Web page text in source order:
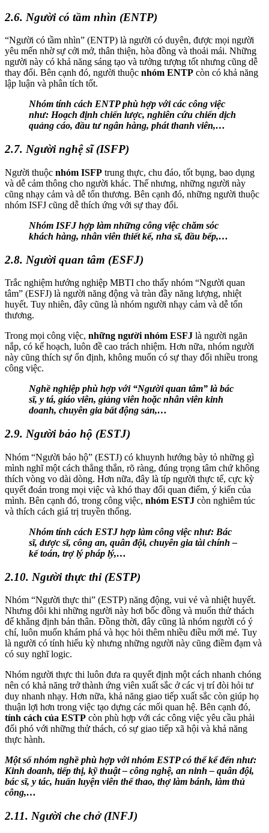
2.6. Người có tầm nhìn (ENTP)
“Người có tầm nhìn” (ENTP) là người có duyên, được mọi người
yêu mến nhờ sự cởi mở, thân thiện, hòa đồng và thoải mái. Những
người này có khả năng sáng tạo và tưởng tượng tốt nhưng cũng dễ
thay đổi. Bên cạnh đó, người thuộc nhóm ENTP còn có khả năng
lập luận và phân tích tốt.
Nhóm tính cách ENTP phù hợp với các công việc
như: Hoạch định chiến lược, nghiên cứu chiến dịch
quảng cáo, đầu tư ngân hàng, phát thanh viên,…
2.7. Người nghệ sĩ (ISFP)
Người thuộc nhóm ISFP trung thực, chu đáo, tốt bụng, bao dụng
và dễ cảm thông cho người khác. Thế nhưng, những người này
cũng nhạy cảm và dễ tổn thương. Bên cạnh đó, những người thuộc
nhóm ISFJ cũng dễ thích ứng với sự thay đổi.
Nhóm ISFJ hợp làm những công việc chăm sóc
khách hàng, nhân viên thiết kế, nha sĩ, đầu bếp,…
2.8. Người quan tâm (ESFJ)
Trắc nghiệm hướng nghiệp MBTI cho thấy nhóm “Người quan
tâm” (ESFJ) là người năng động và tràn đầy năng lượng, nhiệt
huyết. Tuy nhiên, đây cũng là nhóm người nhạy cảm và dễ tổn
thương.
Trong mọi công việc, những người nhóm ESFJ là người ngăn
nắp, có kế hoạch, luôn đề cao trách nhiệm. Hơn nữa, nhóm người
này cũng thích sự ổn định, không muốn có sự thay đổi nhiều trong
công việc.
Nghề nghiệp phù hợp với “Người quan tâm” là bác
sĩ, y tá, giáo viên, giảng viên hoặc nhân viên kinh
doanh, chuyên gia bất động sản,…
2.9. Người bảo hộ (ESTJ)
Nhóm “Người bảo hộ” (ESTJ) có khuynh hướng bày tỏ những gì
mình nghĩ một cách thẳng thắn, rõ ràng, đúng trọng tâm chứ không
thích vòng vo dài dòng. Hơn nữa, đây là típ người thực tế, cực kỳ
quyết đoán trong mọi việc và khó thay đổi quan điểm, ý kiến của
mình. Bên cạnh đó, trong công việc, nhóm ESTJ còn nghiêm túc
và thích cách giá trị truyền thống.
Nhóm tính cách ESTJ hợp làm công việc như: Bác
sĩ, dược sĩ, công an, quân đội, chuyên gia tài chính –
kế toán, trợ lý pháp lý,…
2.10. Người thực thi (ESTP)
Nhóm “Người thực thi” (ESTP) năng động, vui vẻ và nhiệt huyết.
Nhưng đôi khi những người này hơi bốc đồng và muốn thử thách
để khẳng định bản thân. Đồng thời, đây cũng là nhóm người có ý
chí, luôn muốn khám phá và học hỏi thêm nhiều điều mới mẻ. Tuy
là người có tính hiếu kỳ nhưng những người này cũng điềm đạm và
có suy nghĩ logic.
Nhóm người thực thi luôn đưa ra quyết định một cách nhanh chóng
nên có khả năng trở thành ứng viên xuất sắc ở các vị trí đòi hỏi tư
duy nhanh nhạy. Hơn nữa, khả năng giao tiếp xuất sắc còn giúp họ
thuận lợi hơn trong việc tạo dựng các mối quan hệ. Bên cạnh đó,
tính cách của ESTP còn phù hợp với các công việc yêu cầu phải
đối phó với những thử thách, có sự giao tiếp xã hội và khả năng
thực hành.
Một số nhóm nghề phù hợp với nhóm ESTP có thể kể đến như:
Kinh doanh, tiếp thị, kỹ thuật – công nghệ, an ninh – quân đội,
bác sĩ, y tác, huấn luyện viên thể thao, thợ làm bánh, làm thủ
công,…
2.11. Người che chở (INFJ)